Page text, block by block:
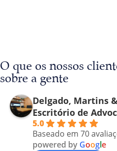
O que os nossos
sobre a gente
Delgado, Martins
Escritório de
5.0
Baseado em 70
powered by Google